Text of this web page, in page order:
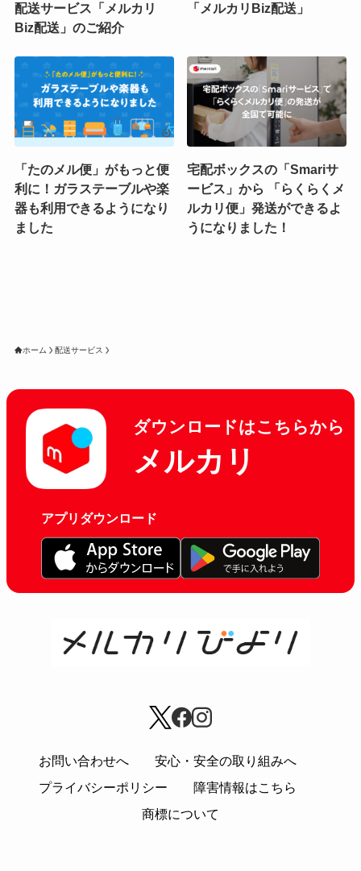
配送サービス「メルカリ
Biz配送」のご紹介
「メルカリBiz配送」
「たのメル便」がもっと便
利に！ガラステーブルや楽
器も利用できるようになり
ました
宅配ボックスの「Smariサ
ービス」から 「らくらくメ
ルカリ便」発送ができるよ
うになりました！
ホーム 配送サービス
ダウンロードはこちらから
メルカリ
アプリダウンロード
お問い合わせへ
安心・安全の取り組みへ
プライバシーポリシー
障害情報はこちら
商標について